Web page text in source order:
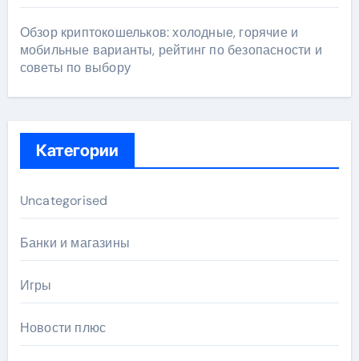
Обзор криптокошельков: холодные, горячие и
мобильные варианты, рейтинг по безопасности и
советы по выбору
Категории
Uncategorised
Банки и магазины
Игры
Новости плюс